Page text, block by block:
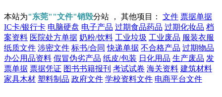
本站为"东莞""文件"销毁分站 ， 其他项目： 文件 票据单据
IC卡/银行卡 电脑硬盘 电子产品 过期食品药品 过期化妆品 档
案资料 医院处方单据 奶粉/饮料 工业垃圾 工业废品 服装衣服
纸质文件 涉密文件 标书/合同 快递单据 不合格产品 过期物品
办公用品资料 假冒伪劣产品 纸皮/包装 日化用品 生产废品 发
票单据 票据凭证 图书书籍报刊 考试试卷 海关资料 建筑材料
家具木材 塑料制品 政府文件 学校资料文件 电商平台文件